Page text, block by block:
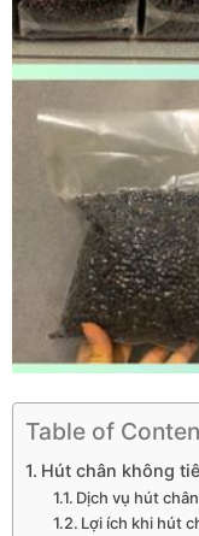
Table of
Hút chân không
Dịch vụ hút
Lợi ích khi hút